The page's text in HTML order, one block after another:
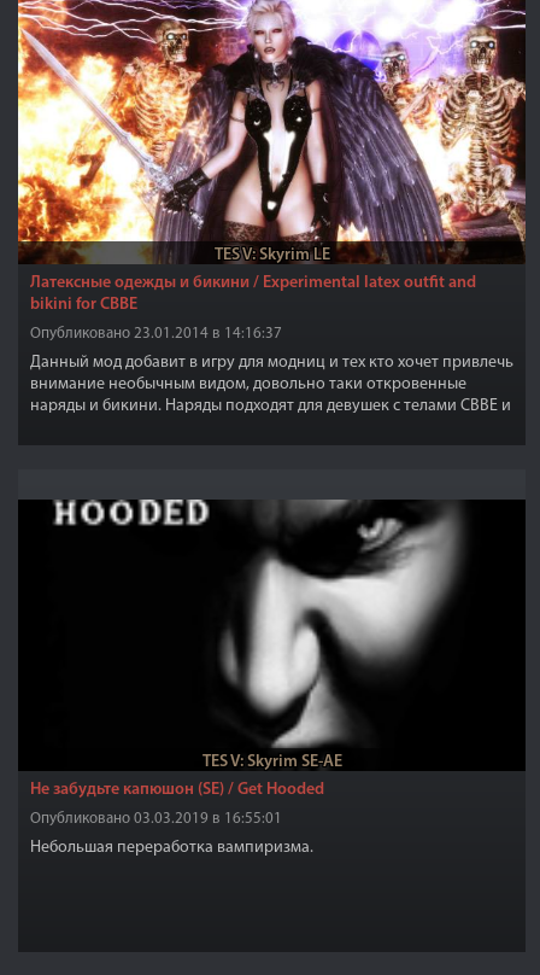
TES V: Skyrim LE
Латексные одежды и бикини / Experimental latex outfit and
bikini for CBBE
Опубликовано 23.01.2014 в 14:16:37
Данный мод добавит в игру для модниц и тех кто хочет привлечь
внимание необычным видом, довольно таки откровенные
наряды и бикини. Наряды подходят для девушек с телами CBBE и
TES V: Skyrim SE-AE
Не забудьте капюшон (SE) / Get Hooded
Опубликовано 03.03.2019 в 16:55:01
Небольшая переработка вампиризма.